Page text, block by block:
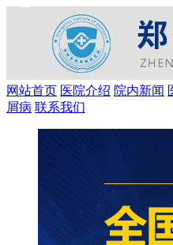
网站首页 医院介绍 院内新闻
屑病 联系我们